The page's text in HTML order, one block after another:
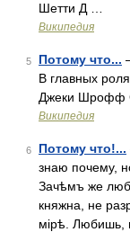
Шетти Д …
Википедия
5 Потому что...
В главных
Джеки Шрофф
Википедия
6 Потому что!...
знаю почему,
Зачѣмъ же
княжна, не
мірѣ. Любишь,